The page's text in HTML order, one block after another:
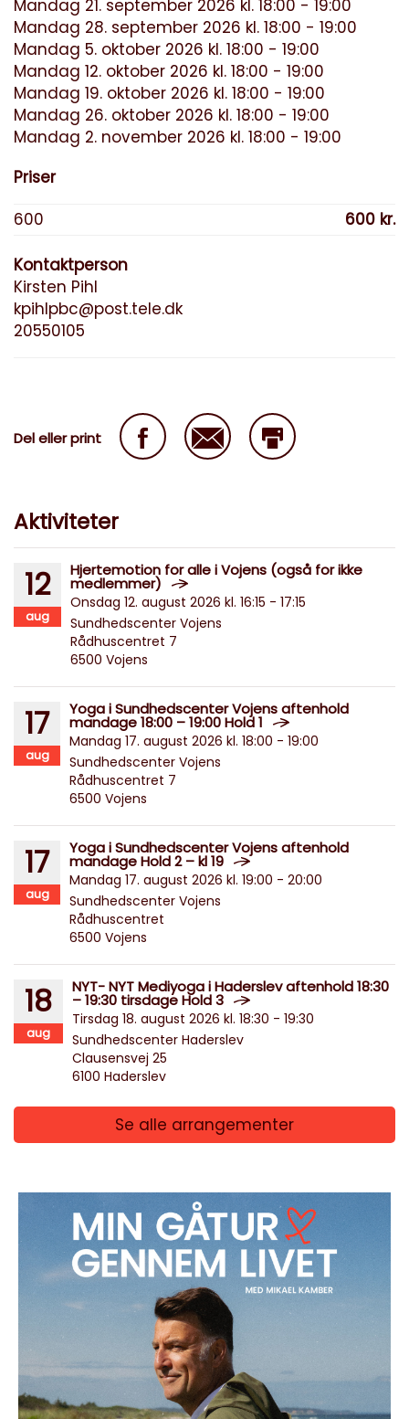
Mandag 21. september 2026 kl. 18:00 - 19:00
Mandag 28. september 2026 kl. 18:00 - 19:00
Mandag 5. oktober 2026 kl. 18:00 - 19:00
Mandag 12. oktober 2026 kl. 18:00 - 19:00
Mandag 19. oktober 2026 kl. 18:00 - 19:00
Mandag 26. oktober 2026 kl. 18:00 - 19:00
Mandag 2. november 2026 kl. 18:00 - 19:00
Priser
600
600 kr.
Kontaktperson
Kirsten Pihl
kpihlpbc@post.tele.dk
20550105
Del eller print
Aktiviteter
12
aug
Hjertemotion for alle i Vojens (også for ikke
medlemmer)
Onsdag 12. august 2026 kl. 16:15 - 17:15
Sundhedscenter Vojens
Rådhuscentret 7
6500 Vojens
17
aug
Yoga i Sundhedscenter Vojens aftenhold
mandage 18:00 – 19:00 Hold 1
Mandag 17. august 2026 kl. 18:00 - 19:00
Sundhedscenter Vojens
Rådhuscentret 7
6500 Vojens
17
aug
Yoga i Sundhedscenter Vojens aftenhold
mandage Hold 2 – kl 19
Mandag 17. august 2026 kl. 19:00 - 20:00
Sundhedscenter Vojens
Rådhuscentret
6500 Vojens
18
aug
NYT- NYT Mediyoga i Haderslev aftenhold 18:30
– 19:30 tirsdage Hold 3
Tirsdag 18. august 2026 kl. 18:30 - 19:30
Sundhedscenter Haderslev
Clausensvej 25
6100 Haderslev
Se alle arrangementer